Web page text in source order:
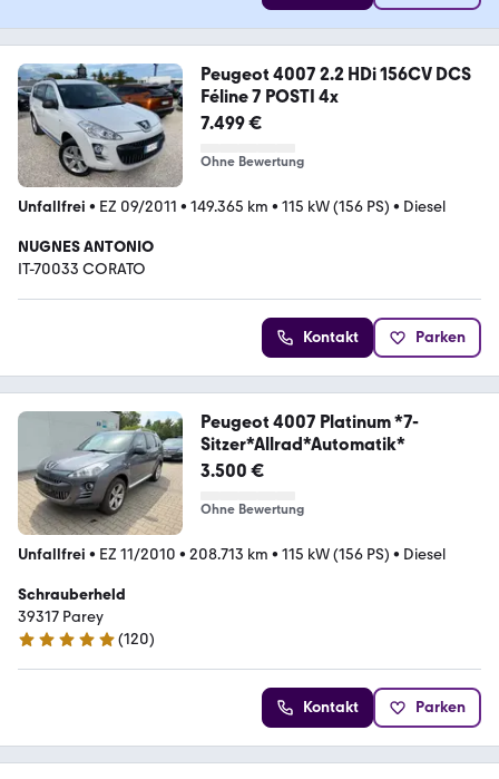
Peugeot 4007 2.2 HDi 156CV DCS
Féline 7 POSTI 4x
7.499 €
Ohne Bewertung
Unfallfrei • EZ 09/2011 • 149.365 km • 115 kW (156 PS) • Diesel
NUGNES ANTONIO
IT-70033 CORATO
Kontakt Parken
Peugeot 4007 Platinum *7-
Sitzer*Allrad*Automatik*
3.500 €
Ohne Bewertung
Unfallfrei • EZ 11/2010 • 208.713 km • 115 kW (156 PS) • Diesel
Schrauberheld
39317 Parey
5 Sterne
(120)
Kontakt Parken